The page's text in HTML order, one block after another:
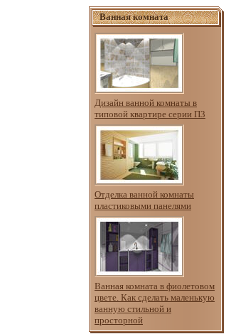
Ванная комната
Дизайн ванной комнаты в
типовой квартире серии П3
Отделка ванной комнаты
пластиковыми панелями
Ванная комната в фиолетовом
цвете. Как сделать маленькую
ванную стильной и
просторной